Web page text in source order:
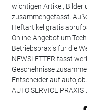
wichtigen Artikel, Bilder
zusammengefasst.
Heftartikel gratis
Online-Angebot um
Betriebspraxis für die
NEWSLETTER fasst
Geschehnisse
Entscheider auf
AUTO SERVICE